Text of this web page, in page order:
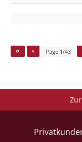
Page 1/43